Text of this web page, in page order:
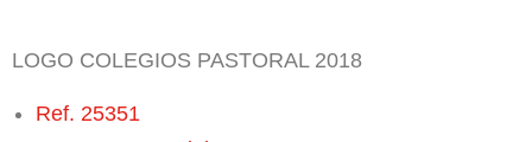
LOGO COLEGIOS PASTORAL 2018
Ref. 25351